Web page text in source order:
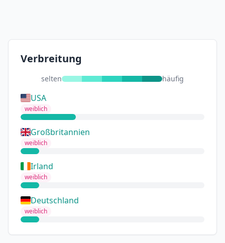
Verbreitung
selten häufig
USA
weiblich
Großbritannien
weiblich
Irland
weiblich
Deutschland
weiblich